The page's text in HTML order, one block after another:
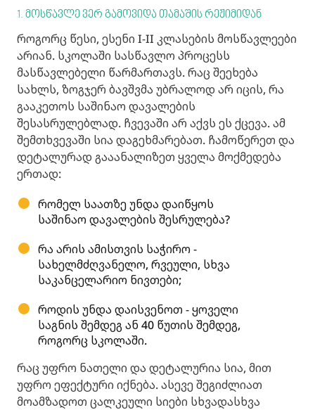
1. მოსწავლე ვერ გამოვიდა თამაშის რეჟიმიდან
როგორც წესი, ესენი I-II კლასების მოსწავლეები
არიან. სკოლაში სასწავლო პროცესს
მასწავლებელი წარმართავს. რაც შეეხება
სახლს, ზოგჯერ ბავშვმა უბრალოდ არ იცის, რა
გააკეთოს საშინაო დავალების
შესასრულებლად. ჩვევაში არ აქვს ეს ქცევა. ამ
შემთხვევაში სია დაგეხმარებათ. ჩამოწერეთ და
დეტალურად გააანალიზეთ ყველა მოქმედება
ერთად:
რომელ საათზე უნდა დაიწყოს
საშინაო დავალების შესრულება?
რა არის ამისთვის საჭირო -
სახელმძღვანელო, რვეული, სხვა
საკანცელარიო ნივთები;
როდის უნდა დაისვენოთ - ყოველი
საგნის შემდეგ ან 40 წუთის შემდეგ,
როგორც სკოლაში.
რაც უფრო ნათელი და დეტალურია სია, მით
უფრო ეფექტური იქნება. ასევე შეგიძლიათ
მოამზადოთ ცალკეული სიები სხვადასხვა